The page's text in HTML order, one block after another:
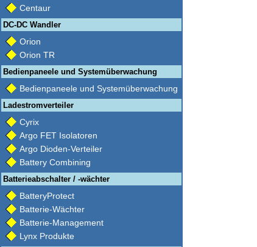
Centaur
DC-DC Wandler
Orion
Orion TR
Bedienpaneele und Systemüberwachung
Bedienpaneele und Systemüberwachung
Ladestromverteiler
Cyrix
Argo FET Isolatoren
Argo Dioden-Verteiler
Battery Combining
Batterieabschalter / -wächter
BatteryProtect
Batterie-Wächter
Batterie-Management
Lynx Produkte